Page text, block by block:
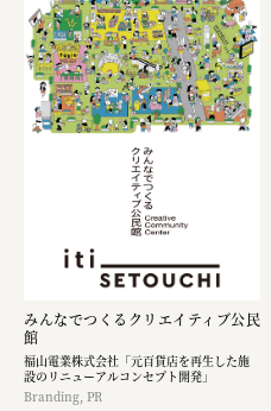
みんなでつくるクリエイティブ公民
館
福山電業株式会社「元百貨店を再生した施
設のリニューアルコンセプト開発」
Branding, PR